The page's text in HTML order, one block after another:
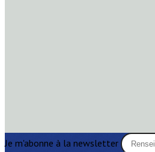
Je m'abonne à la newsletter